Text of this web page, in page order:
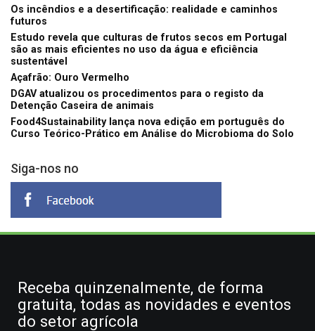
Os incêndios e a desertificação: realidade e caminhos
futuros
Estudo revela que culturas de frutos secos em Portugal
são as mais eficientes no uso da água e eficiência
sustentável
Açafrão: Ouro Vermelho
DGAV atualizou os procedimentos para o registo da
Detenção Caseira de animais
Food4Sustainability lança nova edição em português do
Curso Teórico-Prático em Análise do Microbioma do Solo
Siga-nos no
Receba quinzenalmente, de forma
gratuita, todas as novidades e eventos
do setor agrícola